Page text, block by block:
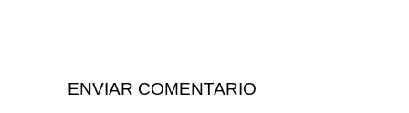
ENVIAR COMENTARIO